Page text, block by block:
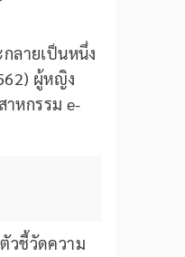
ลายเป็นหนึ่ง
ผู้หญิง
หกรรม e-
วชี้วัดความ